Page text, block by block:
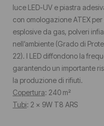
luce LED-UV e piastra
con omologazione ATEX
esplosive da gas, polveri
nell’ambiente (Grado di
22). I LED diffondono la
garantendo un importante
la produzione di rifiuti.
Copertura: 240 m²
Tubi: 2 x 9W T8 ARS